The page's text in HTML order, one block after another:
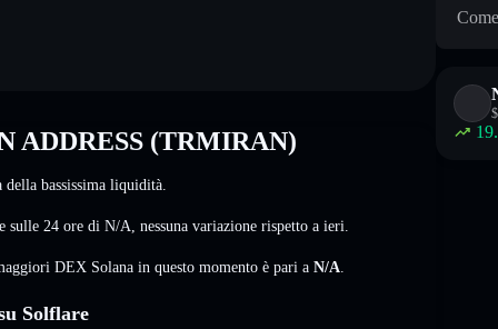
ADDRESS (TRMIRAN)
bassissima liquidità.
sulle 24 ore di N/A nessuna variazione rispetto a ieri.
DEX Solana in questo momento è pari a N/A
Solflare
$